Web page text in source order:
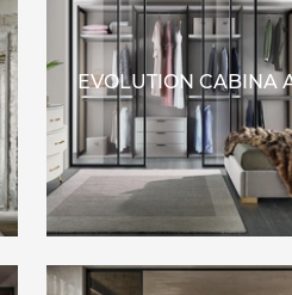
EVOLUTION CABINA